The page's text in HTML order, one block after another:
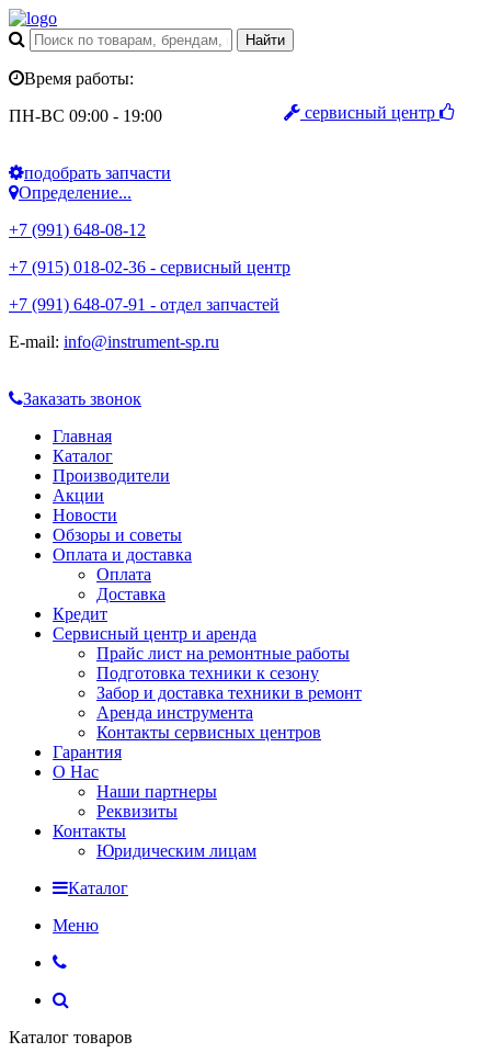
сервисный центр
Время работы:
ПН-ВС 09:00 - 19:00
подобрать запчасти
Определение...
+7 (991) 648-08-12
+7 (915) 018-02-36 - сервисный центр
+7 (991) 648-07-91 - отдел запчастей
E-mail: info@instrument-sp.ru
Заказать звонок
Главная
Каталог
Производители
Акции
Новости
Обзоры и советы
Оплата и доставка
Оплата
Доставка
Кредит
Сервисный центр и аренда
Прайс лист на ремонтные работы
Подготовка техники к сезону
Забор и доставка техники в ремонт
Аренда инструмента
Контакты сервисных центров
Гарантия
О Нас
Наши партнеры
Реквизиты
Контакты
Юридическим лицам
Каталог
Меню
Каталог товаров